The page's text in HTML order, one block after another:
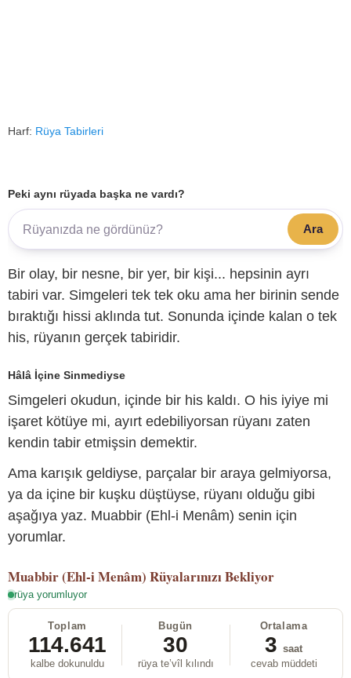
Harf: Rüya Tabirleri
Peki aynı rüyada başka ne vardı?
Ara
Bir olay, bir nesne, bir yer, bir kişi... hepsinin ayrı
tabiri var. Simgeleri tek tek oku ama her birinin sende
bıraktığı hissi aklında tut. Sonunda içinde kalan o tek
his, rüyanın gerçek tabiridir.
Hâlâ İçine Sinmediyse
Simgeleri okudun, içinde bir his kaldı. O his iyiye mi
işaret kötüye mi, ayırt edebiliyorsan rüyanı zaten
kendin tabir etmişsin demektir.
Ama karışık geldiyse, parçalar bir araya gelmiyorsa,
ya da içine bir kuşku düştüyse, rüyanı olduğu gibi
aşağıya yaz. Muabbir (Ehl-i Menâm) senin için
yorumlar.
Muabbir (Ehl-i Menâm) Rüyalarınızı Bekliyor
rüya yorumluyor
Toplam
114.641
kalbe dokunuldu
Bugün
30
rüya te’vîl kılındı
Ortalama
3 saat
cevab müddeti